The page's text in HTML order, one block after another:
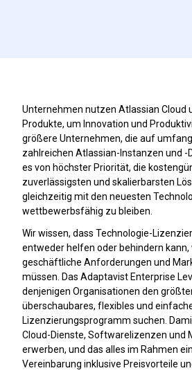
Unternehmen nutzen Atlassian Cloud
Produkte, um Innovation und
größere Unternehmen, die auf
zahlreichen Atlassian-Instanzen und -
es von höchster Priorität, die
zuverlässigsten und skalierbarsten
gleichzeitig mit den neuesten
wettbewerbsfähig zu bleiben.
Wir wissen, dass Technologie-
entweder helfen oder behindern kann,
geschäftliche Anforderungen und
müssen. Das Adaptavist Enterprise
denjenigen Organisationen den
überschaubares, flexibles und
Lizenzierungsprogramm suchen.
Cloud-Dienste, Softwarelizenzen und
erwerben, und das alles im Rahmen
Vereinbarung inklusive Preisvorteile